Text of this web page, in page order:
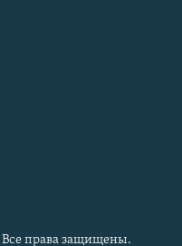
права защищены.